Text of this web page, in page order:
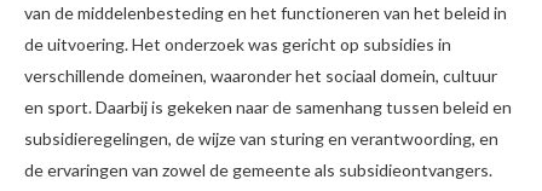
van de middelenbesteding en het functioneren van het beleid in
de uitvoering. Het onderzoek was gericht op subsidies in
verschillende domeinen, waaronder het sociaal domein, cultuur
en sport. Daarbij is gekeken naar de samenhang tussen beleid en
subsidieregelingen, de wijze van sturing en verantwoording, en
de ervaringen van zowel de gemeente als subsidieontvangers.